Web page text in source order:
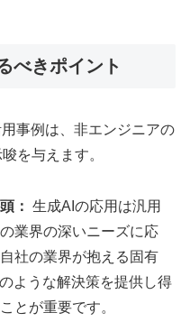
べきポイント
事例は、非エンジニアの
を与えます。
： 生成AIの応用は汎用
業界の深いニーズに応
社の業界が抱える固有
ような解決策を提供し得
とが重要です。